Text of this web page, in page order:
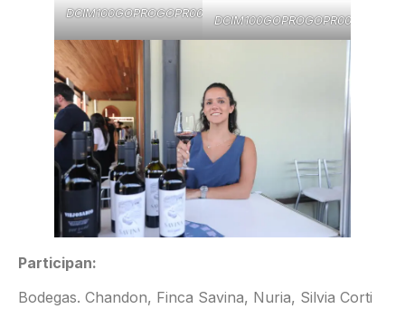
DCIM100GOPROGOPR0047.DCIM100GOPROGOPR0057.
Participan:
Bodegas. Chandon, Finca Savina, Nuria, Silvia Corti